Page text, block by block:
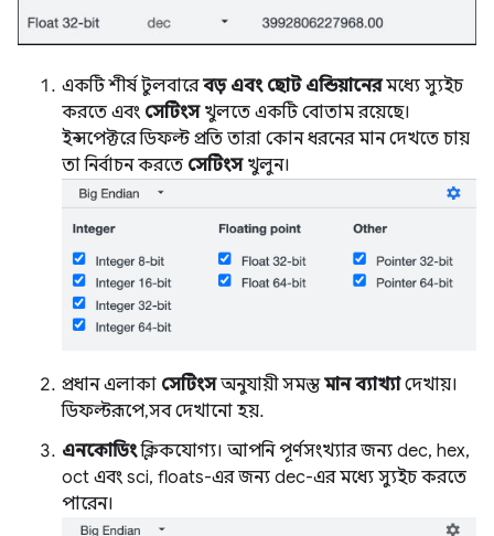
একটি শীর্ষ টুলবারেবড় এবং ছোট এন্ডিয়ানেরমধ্যে স্যুইচ
করতে এবং সেটিংসখুলতে একটি বোতাম রয়েছে।
ইন্সপেক্টরে ডিফল্ট প্রতি তারা কোন ধরনের মান দেখতে চায়
তা নির্বাচন করতে সেটিংসখুলুন।
প্রধান এলাকা সেটিংসঅনুযায়ী সমস্তমান ব্যাখ্যাদেখায়।
ডিফল্টরূপে, সব দেখানো হয়.
এনকোডিংক্লিকযোগ্য। আপনি পূর্ণসংখ্যার জন্য dec, hex,
oct এবং sci, floats-এর জন্য dec-এর মধ্যে স্যুইচ করতে
পারেন।